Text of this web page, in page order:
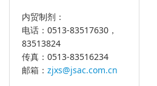
内贸制剂：
电话：0513-83517630，
83513824
传真：0513-83516234
邮箱： zjxs@jsac.com.cn